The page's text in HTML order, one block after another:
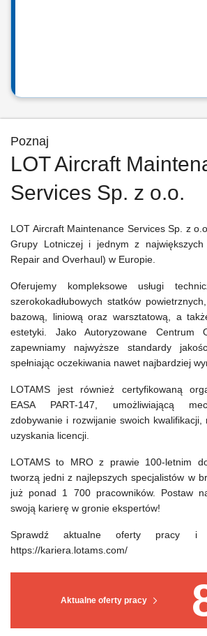
Poznaj
LOT Aircraft
Services Sp. z o.o.
Aktualne oferty pracy
LOT Aircraft Maintenance Services Sp. z
Grupy Lotniczej i jednym z największych
Repair and Overhaul) w Europie.
Oferujemy kompleksowe usługi
szerokokadłubowych statków
bazową, liniową oraz warsztatową, a
estetyki. Jako Autoryzowane Centrum
zapewniamy najwyższe standardy
spełniając oczekiwania nawet najbardziej
LOTAMS jest również certyfikowaną
EASA PART-147, umożliwiającą
zdobywanie i rozwijanie swoich
uzyskania licencji.
LOTAMS to MRO z prawie 100-letnim
tworzą jedni z najlepszych specjalistów w
już ponad 1 700 pracowników. Postaw
swoją karierę w gronie ekspertów!
Sprawdź aktualne oferty pracy
https://kariera.lotams.com/